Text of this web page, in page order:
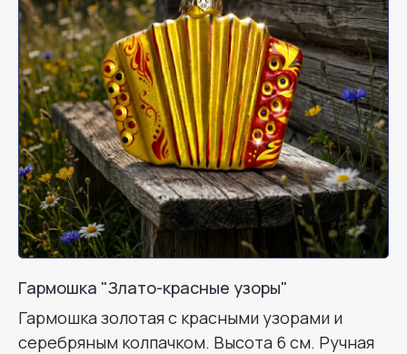
Гармошка "Злато-красные узоры"
Гармошка золотая с красными узорами и
серебряным колпачком. Высота 6 см. Ручная